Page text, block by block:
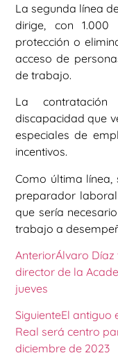
La segunda línea
dirige, con
protección o
acceso de
de trabajo.
La
discapacidad que
especiales de
incentivos.
Como última
preparador
que sería
trabajo a
AnteriorÁlvaro
director de la
jueves
SiguienteEl antiguo
Real será centro
diciembre de 2023